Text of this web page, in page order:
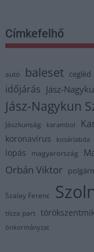
Címkefelhő
autó baleset cegléd
időjárás Jász-
Jász-Nagykun
Jászkunság karambol
koronavírus kosárlabda
lopás magyarország
Orbán Viktor
Szalay Ferenc
tisza part
önkormányzat